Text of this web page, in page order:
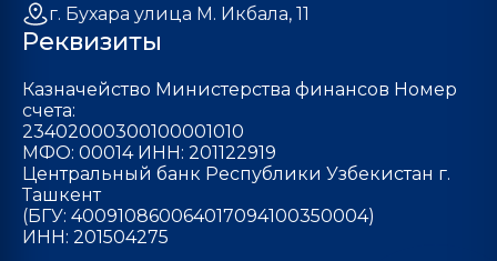
г. Бухара улица М. Икбала, 11
Реквизиты
Казначейство Министерства финансов Номер
счета:
23402000300100001010
МФО: 00014 ИНН: 201122919
Центральный банк Республики Узбекистан г.
Ташкент
(БГУ: 400910860064017094100350004)
ИНН: 201504275